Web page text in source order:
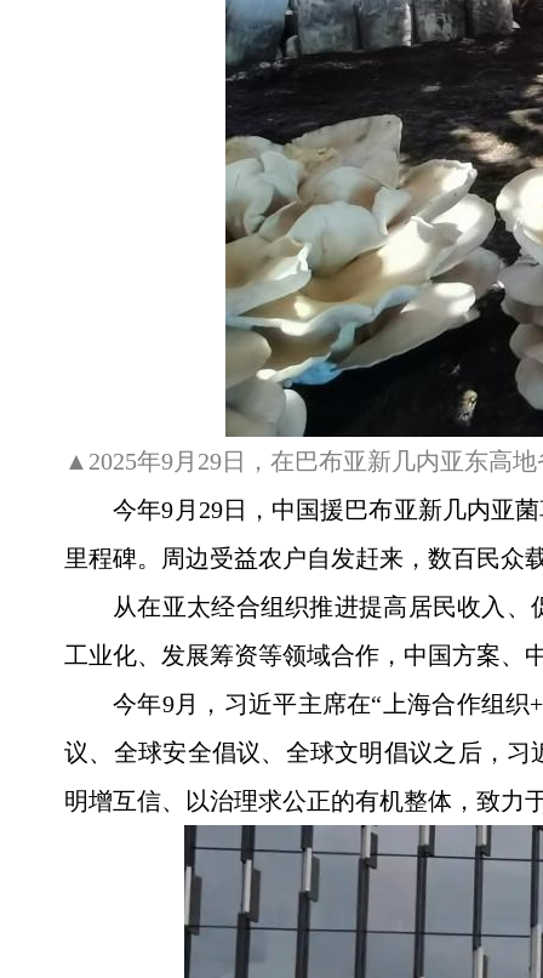
▲2025年9月29日，在巴布亚新几内亚东高
今年9月29日，中国援巴布亚新几内亚
里程碑。周边受益农户自发赶来，数百民众
从在亚太经合组织推进提高居民收入
工业化、发展筹资等领域合作，中国方案、
今年9月，习近平主席在“上海合作组
议、全球安全倡议、全球文明倡议之后，
明增互信、以治理求公正的有机整体，致力